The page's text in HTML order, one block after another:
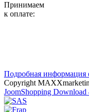
Принимаем
к оплате:
Подробная информация
Copyright
JoomShopping Download